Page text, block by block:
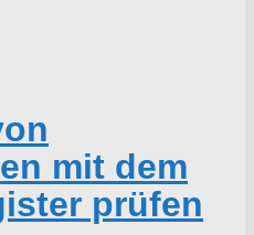
mit dem
prüfen